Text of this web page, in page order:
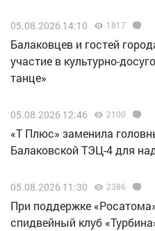
05.08.2026 14:10 1817
Балаковцев и гостей
участие в культурно-
танце»
05.08.2026 12:46 2100
«Т Плюс» заменила
Балаковской ТЭЦ-4 для
05.08.2026 11:30 2386
При поддержке
спидвейный клуб